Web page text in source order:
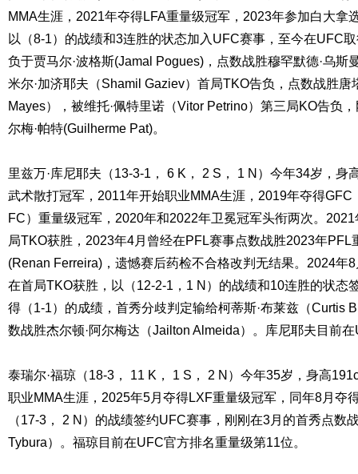
MMA生涯，2021年夺得LFA重量级冠军，2023年参加白大拿
以（8-1）的战绩和3连胜的状态加入UFC赛事，至今在UFC
负于贾马尔·波格斯(Jamal Pogues)，点数战胜穆罕默德·乌斯
米尔·加济耶夫（Shamil Gaziev）首局TKO告负，点数战胜唐
Mayes），被维托·佩特里诺（Vitor Petrino）第三局KO告负
尔梅·帕特(Guilherme Pat)。
里兹万·库尼耶夫（13-3-1， 6 K， 2 S， 1 N）今年34岁，身
武术散打冠军，2011年开始职业MMA生涯，2019年夺得
FC）重量级冠军，2020年和2022年卫冕冠军头衔两次。
局TKO获胜，2023年4月曾经在PFL赛事点数战胜2023年PFL
(Renan Ferreira)，遗憾赛后药检不合格改判无结果。2024年
在首局TKO获胜，以（12-2-1，1 N）的战绩和10连胜的状态
得（1-1）的成绩，首秀分歧判定输给柯蒂斯·布莱兹（Curtis
数战胜杰尔顿·阿尔梅达（Jailton Almeida）。库尼耶夫目前
泰瑞尔·福琼（18-3， 11 K， 1 S， 2 N）今年35岁，身高
职业MMA生涯，2025年5月夺得LXF重量级冠军，同年8月夺
（17-3， 2 N）的战绩签约UFC赛事，刚刚在3月的首秀点数
Tybura）。福琼目前在UFC官方排名重量级第11位。